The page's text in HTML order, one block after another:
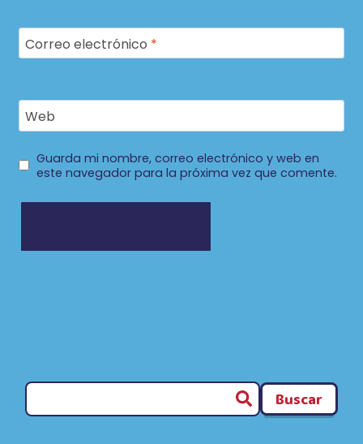
Correo electrónico *
Web
Guarda mi nombre, correo electrónico y web en
este navegador para la próxima vez que comente.
Buscar